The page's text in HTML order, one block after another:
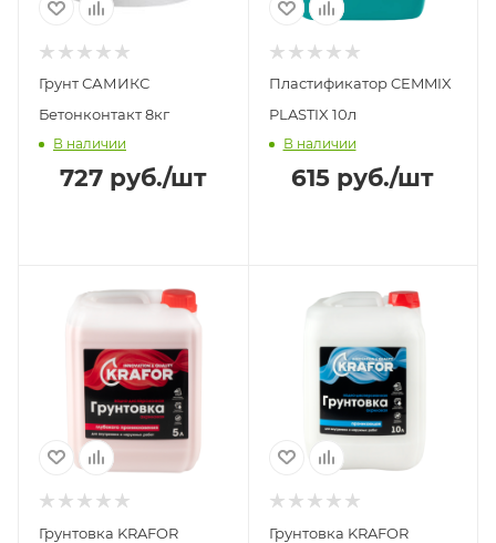
Грунт САМИКС
Бетонконтакт 8кг
В наличии
727руб./шт
Пластификатор CEMMIX
PLASTIX 10л
В наличии
615 руб./шт
Грунтовка KRAFOR
Грунтовка KRAFOR